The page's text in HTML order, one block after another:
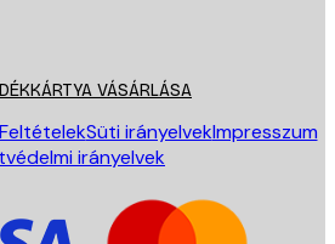
VÁSÁRLÁSA
Süti irányelvekImpresszum
irányelvek